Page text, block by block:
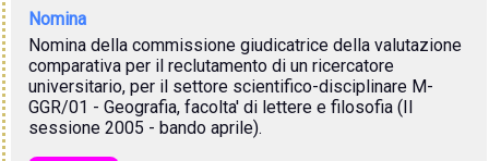
Nomina
Nomina della commissione giudicatrice della valutazione
comparativa per il reclutamento di un ricercatore
universitario, per il settore scientifico-disciplinare M-
GGR/01 - Geografia, facolta' di lettere e filosofia (II
sessione 2005 - bando aprile).